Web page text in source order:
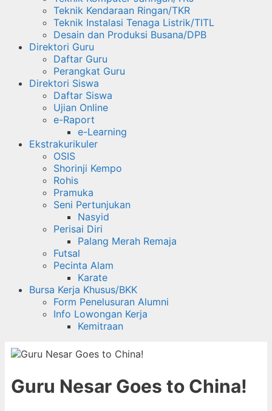
Teknik Kendaraan Ringan/TKR
Teknik Instalasi Tenaga Listrik/TITL
Desain dan Produksi Busana/DPB
Direktori Guru
Daftar Guru
Perangkat Guru
Direktori Siswa
Daftar Siswa
Ujian Online
e-Raport
e-Learning
Ekstrakurikuler
OSIS
Shorinji Kempo
Rohis
Pramuka
Seni Pertunjukan
Nasyid
Perisai Diri
Palang Merah Remaja
Futsal
Pecinta Alam
Karate
Bursa Kerja Khusus/BKK
Form Penelusuran Alumni
Info Lowongan Kerja
Kemitraan
Guru Nesar Goes to China!